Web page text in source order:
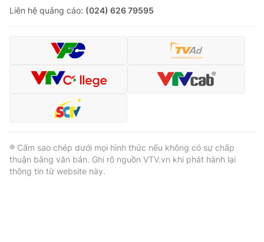
Liên hệ quảng cáo: (024) 626 79595
® Cấm sao chép dưới mọi hình thức nếu không có sự chấp
thuận bằng văn bản. Ghi rõ nguồn VTV.vn khi phát hành lại
thông tin từ website này.